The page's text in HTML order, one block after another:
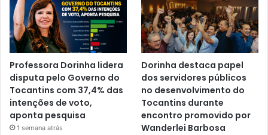
Professora Dorinha lidera
disputa pelo Governo do
Tocantins com 37,4% das
intenções de voto,
aponta pesquisa
1 semana atrás
Dorinha destaca papel
dos servidores públicos
no desenvolvimento do
Tocantins durante
encontro promovido por
Wanderlei Barbosa